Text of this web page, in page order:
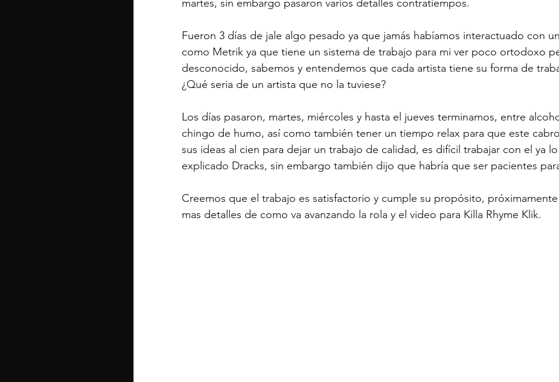
martes, sin embargo pasaron varios detalles contratiempos.
Fueron 3 días de jale algo pesado ya que jamás habíamos interactuado con
como Metrik ya que tiene un sistema de trabajo para mi ver poco ortodoxo
desconocido, sabemos y entendemos que cada artista tiene su forma de
¿Qué seria de un artista que no la tuviese?
Los días pasaron, martes, miércoles y hasta el jueves terminamos, entre
chingo de humo, así como también tener un tiempo relax para que este
sus ideas al cien para dejar un trabajo de calidad, es difícil trabajar con el ya
explicado Dracks, sin embargo también dijo que habría que ser pacientes
Creemos que el trabajo es satisfactorio y cumple su propósito,
mas detalles de como va avanzando la rola y el video para Killa Rhyme Klik.